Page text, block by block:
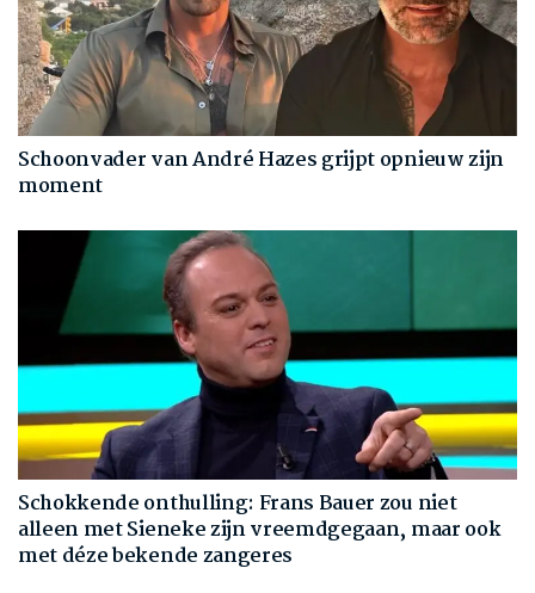
Schoonvader van André Hazes grijpt opnieuw zijn
moment
Schokkende onthulling: Frans Bauer zou niet
alleen met Sieneke zijn vreemdgegaan, maar ook
met déze bekende zangeres